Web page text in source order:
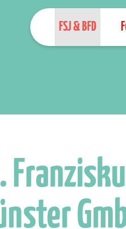
FSJ & BFD